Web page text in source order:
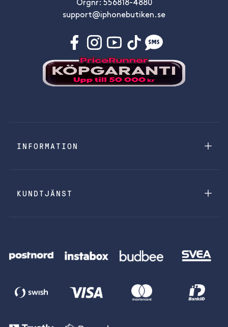
Orgnr: 556818-4880
support@iphonebutiken.se
INFORMATION
KUNDTJÄNST